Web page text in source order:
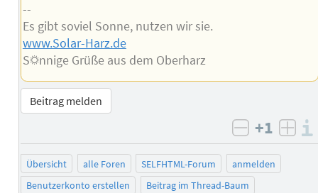
--
Es gibt soviel Sonne, nutzen wir sie.
www.Solar-Harz.de
S☼nnige Grüße aus dem Oberharz
Beitrag melden
negativ
+1
Übersicht alle Foren SELFHTML-Forum
anmelden
Benutzerkonto erstellen
Beitrag im Thread-Baum